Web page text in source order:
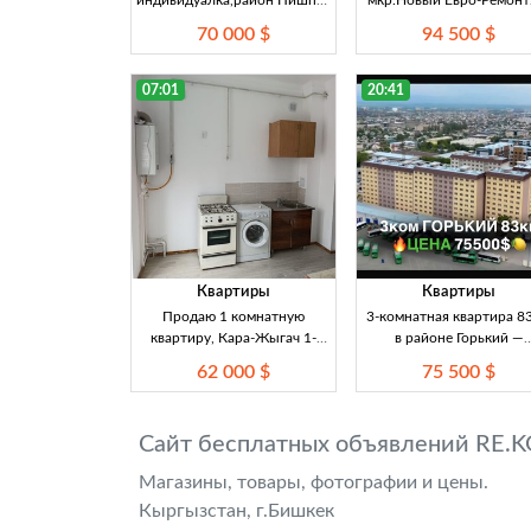
этаж 47 м²
70 000 $ 94 500 $
07:01
Квартиры
Продаю 1 комнатную
квартиру, Кара-Жыгач 1-
62 000 $
20:41
Квартиры
3-комнатная квартира
в районе Горький —
продажа 3-комнатной
Алматинка. 8 этаж из
газовое отопление, дом
75 500 $
Сайт бесплатных объявлений
Магазины, товары, фотографии и цены.
Кыргызстан, г.Бишкек